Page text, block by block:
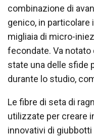
combinazione di
genico, in particolare
migliaia di micro-
fecondate. Va
state una delle sfide
durante lo studio,
Le fibre di seta di
utilizzate per creare
innovativi di